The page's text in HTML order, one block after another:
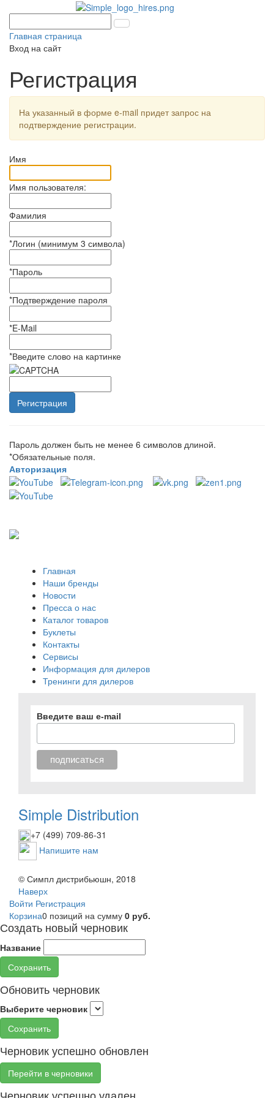
Главная страница
Вход на сайт
Регистрация
На указанный в форме e-mail придет запрос на
подтверждение регистрации.
Имя
Имя пользователя:
Фамилия
*Логин (минимум 3 символа)
*Пароль
*Подтверждение пароля
*E-Mail
*Введите слово на картинке
Пароль должен быть не менее 6 символов длиной.
*Обязательные поля.
Авторизация
Главная
Наши бренды
Новости
Пресса о нас
Каталог товаров
Буклеты
Контакты
Сервисы
Информация для дилеров
Тренинги для дилеров
Введите ваш e-mail
Simple Distribution
+7 (499) 709-86-31
Напишите нам
© Симпл дистрибьюшн, 2018
Наверх
Войти Регистрация
Корзина0 позиций на сумму 0 руб.
Создать новый черновик
Название
Сохранить
Обновить черновик
Выберите черновик
Сохранить
Черновик успешно обновлен
Перейти в черновики